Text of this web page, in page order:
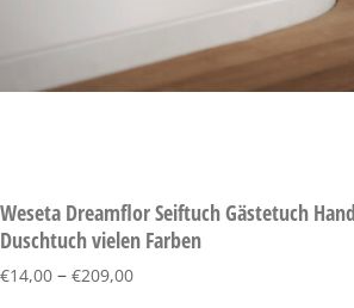
Weseta Dreamflor Seiftuch Gästetuch
Duschtuch vielen Farben
€14,00 – €209,00